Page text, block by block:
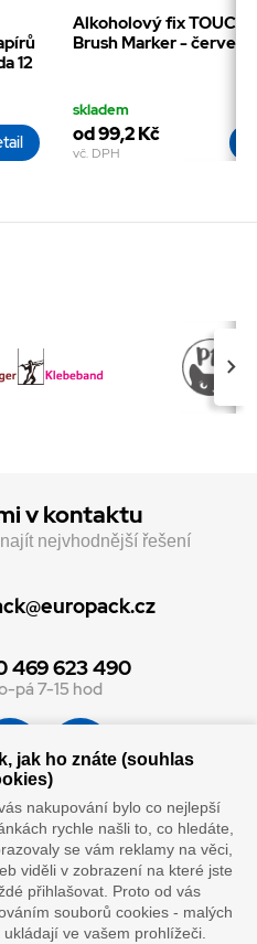
12
Alkoholový fix TOUCH
Brush Marker - červená
skladem
od 99,2 Kč
vč. DPH
v kontaktu
nejvhodnější řešení
469 623 490
pá 7-15 hod
eshopu
jak ho znáte (souhlas
nakupování bylo co nejlepší
rychle našli to, co hledáte,
se vám reklamy na věci,
viděli v zobrazení na které jste
přihlašovat. Proto od vás
souborů cookies - malých
ve vašem prohlížeči.